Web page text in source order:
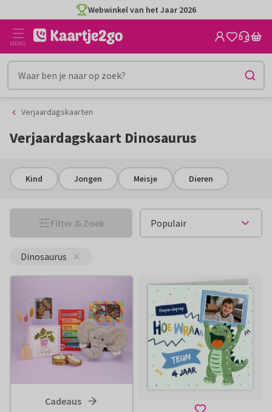
naar
inhoud
naar
het
filter
MENU
Verjaardagskaarten
Verjaardagskaart Dinosaurus
Kind Jongen Meisje Dieren
Filter & Zoek
Dinosaurus
Cadeaus